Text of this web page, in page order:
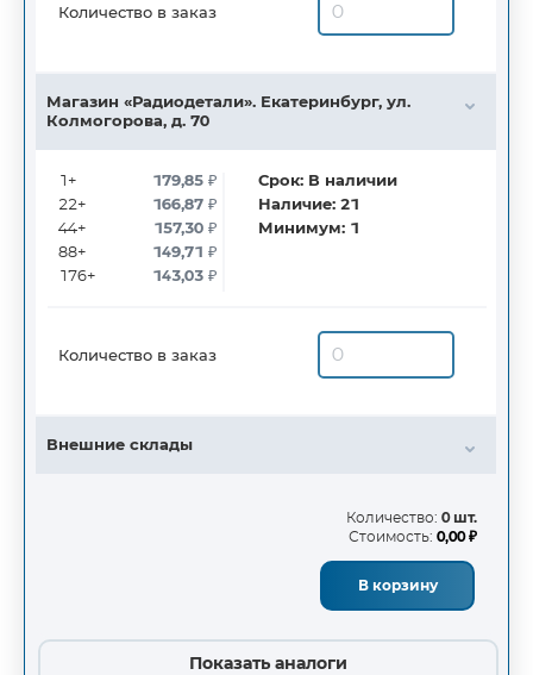
Количество в заказ
Магазин «Радиодетали». Екатеринбург, ул.
Колмогорова, д. 70
1+
22+
44+
88+
176+
179,85₽
166,87₽
157,30₽
149,71₽
143,03₽
Срок: В наличии
Наличие:21
Минимум: 1
Количество в заказ
Внешние склады
Количество: 0 шт.
Стоимость: 0,00 ₽
В корзину
Показать аналоги